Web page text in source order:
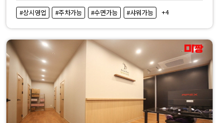
#상시영업 #주차가능 #수면가능 #샤워가능 +4